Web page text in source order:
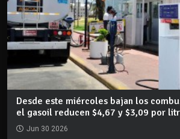
Desde este miércoles bajan los
el gasoil reducen $4,67 y $3,09 por
Jun 30 2026